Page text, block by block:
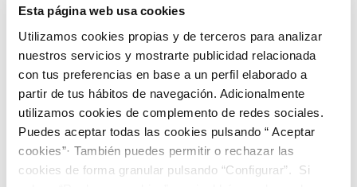
Esta página web usa cookies
Utilizamos cookies propias y de terceros para analizar
nuestros servicios y mostrarte publicidad relacionada
con tus preferencias en base a un perfil elaborado a
partir de tus hábitos de navegación. Adicionalmente
utilizamos cookies de complemento de redes sociales.
Puedes aceptar todas las cookies pulsando “ Aceptar
cookies”· También puedes permitir o rechazar las
cookies de forma granular pulsando “Configurar”. Si
certamen literario ‘Relatos de Agua
Inteligente’ el Día Mundial del Medio
Ambiente